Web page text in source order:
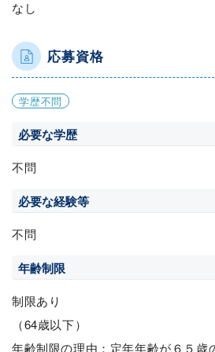
なし
応募資格
学歴不問
必要な学歴
不問
必要な経験等
不問
年齢制限
制限あり
（64歳以下）
年齢制限の理由：定年年齢が６５歳